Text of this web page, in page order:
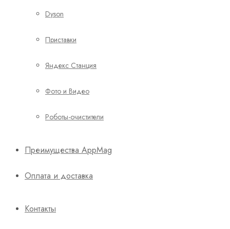
Dyson
Приставки
Яндекс Станция
Фото и Видео
Роботы-очистители
Преимущества AppMag
Оплата и доставка
Контакты